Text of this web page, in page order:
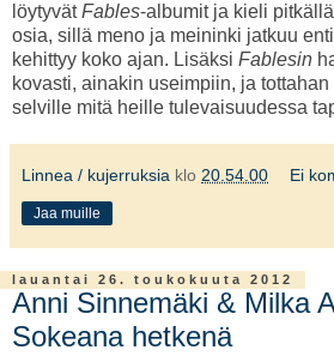
löytyvätFables-albumit ja kieli
osia, sillä meno ja meininki jatkuu
kehittyy koko ajan. Lisäksi Fablesin
kovasti, ainakin useimpiin, ja
selville mitä heille tulevaisuudessa
Linnea / kujerruksia klo 20.54.00 Ei
Jaa muille
lauantai 26. toukokuuta 2012
Anni Sinnemäki & Milka
Sokeana hetkenä